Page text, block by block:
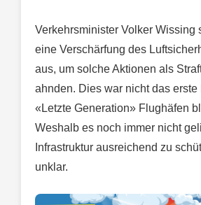
Verkehrsminister Volker Wissing
eine Verschärfung des
aus, um solche Aktionen als
ahnden. Dies war nicht das erste
«Letzte Generation» Flughäfen
Weshalb es noch immer nicht
Infrastruktur ausreichend zu
unklar.